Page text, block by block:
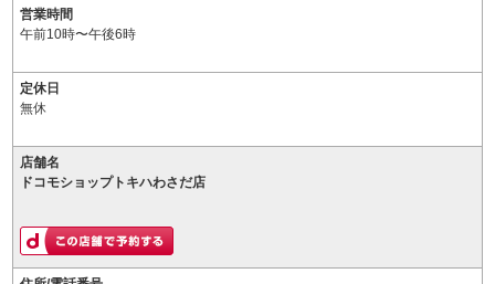
営業時間
午前10時〜午後6時
定休日
無休
店舗名
ドコモショップトキハわさだ店